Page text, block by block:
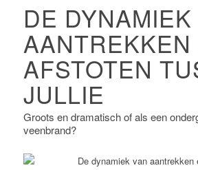
DE DYNAMIEK
AANTREKKEN
AFSTOTEN
JULLIE
Groots en dramatisch of als een
veenbrand?